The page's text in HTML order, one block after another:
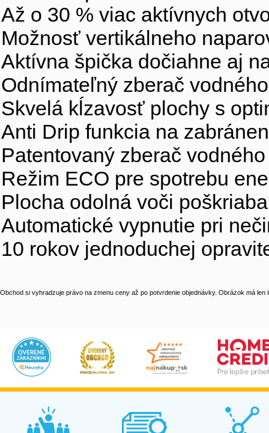
Až o 30 % viac aktívnych
Možnosť vertikálneho
Aktívna špička dočiahne aj
Odnímateľný zberač
Skvelá kĺzavosť plochy s
Anti Drip funkcia na
Patentovaný zberač
Režim ECO pre spotrebu
Plocha odolná voči
Automatické vypnutie pri
10 rokov jednoduchej
Obchod si vyhradzuje právo na zmenu ceny až po potvrdenie objednávky. Obrázok má len